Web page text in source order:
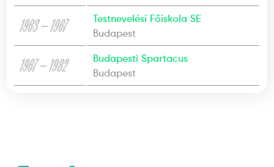
1963 — 1967
Testnevelési Főiskola SE
Budapest
1967 — 1982
Budapesti Spartacus
Budapest